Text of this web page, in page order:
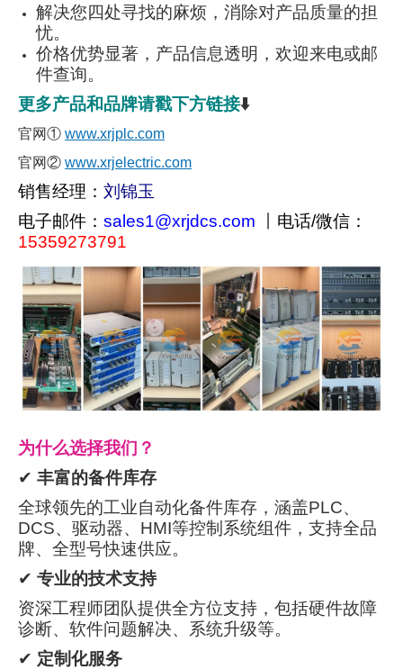
解决您四处寻找的麻烦，消除对产品质量的担
忧。
价格优势显著，产品信息透明，欢迎来电或邮
件查询。
更多产品和品牌请戳下方链接⬇️
官网① www.xrjplc.com
官网② www.xrjelectric.com
销售经理： 刘锦玉
电子邮件： sales1@xrjdcs.com
电话/微信：
15359273791
为什么选择我们？
✔ 丰富的备件库存
全球领先的工业自动化备件库存，涵盖PLC、
DCS、驱动器、HMI等控制系统组件，支持全品
牌、全型号快速供应。
✔ 专业的技术支持
资深工程师团队提供全方位支持，包括硬件故障
诊断、软件问题解决、系统升级等。
✔ 定制化服务